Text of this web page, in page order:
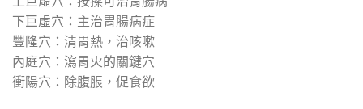
下巨虛穴：主治胃腸病症
豐隆穴：清胃熱，治咳嗽
內庭穴：瀉胃火的關鍵穴
衝陽穴：除腹脹，促食欲